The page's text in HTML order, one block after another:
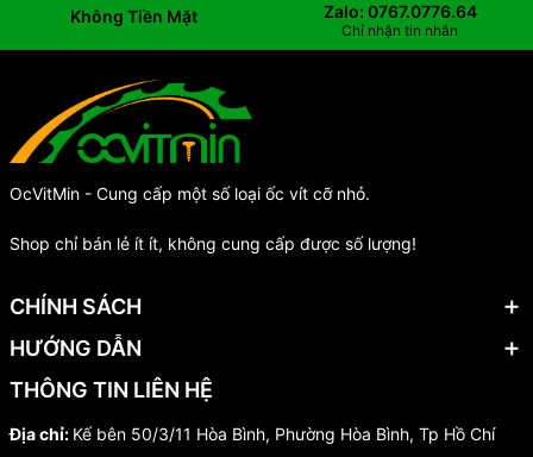
Không Tiền Mặt Zalo: 0767.0776.64
Chỉ nhận tin nhắn
OcVitMin - Cung cấp một số loại ốc vít cỡ nhỏ.
Shop chỉ bán lẻ ít ít, không cung cấp được số lượng!
CHÍNH SÁCH
HƯỚNG DẪN
THÔNG TIN LIÊN HỆ
Địa chỉ: Kế bên 50/3/11 Hòa Bình, Phường Hòa Bình, Tp Hồ Chí